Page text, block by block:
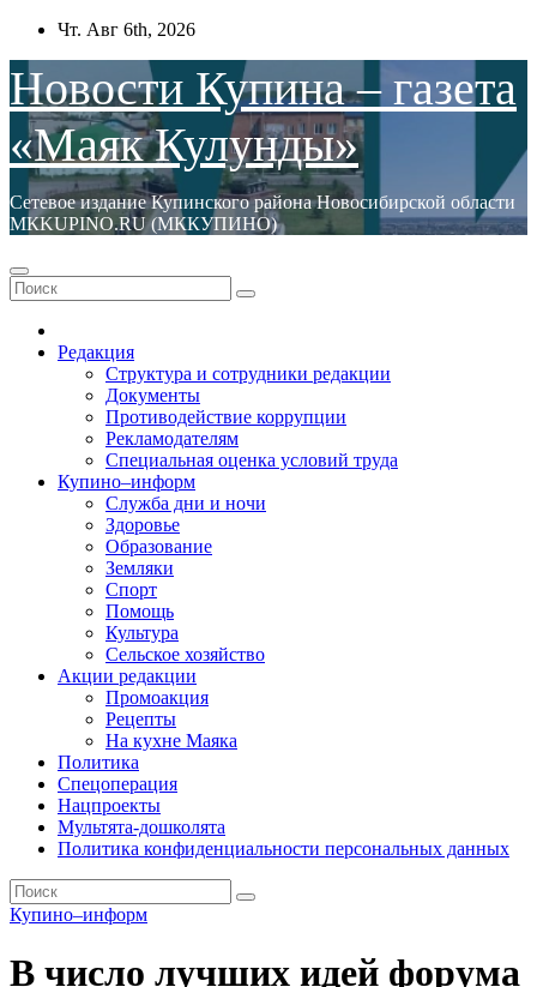
Перейти
содержимому
Чт. Авг 6th, 2026
Новости Купина – газета
«Маяк Кулунды»
Сетевое издание Купинского района Новосибирской области
МКKUPINO.RU (МККУПИНО)
Редакция
Структура и сотрудники редакции
Документы
Противодействие коррупции
Рекламодателям
Специальная оценка условий труда
Купино–информ
Служба дни и ночи
Здоровье
Образование
Земляки
Спорт
Помощь
Культура
Сельское хозяйство
Акции редакции
Промоакция
Рецепты
На кухне Маяка
Политика
Спецоперация
Нацпроекты
Мультята-дошколята
Политика конфиденциальности персональных данных
Купино–информ
В число лучших идей форума